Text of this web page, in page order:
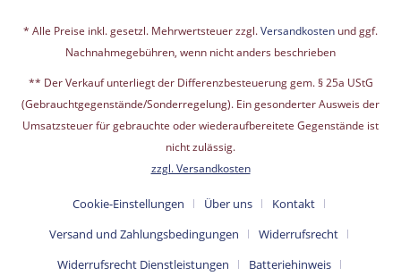
* Alle Preise inkl. gesetzl. Mehrwertsteuer zzgl.Versandkosten und ggf.
Nachnahmegebühren, wenn nicht anders beschrieben
** Der Verkauf unterliegt der Differenzbesteuerung gem. § 25a UStG
(Gebrauchtgegenstände/Sonderregelung). Ein gesonderter Ausweis der
Umsatzsteuer für gebrauchte oder wiederaufbereitete Gegenstände ist
nicht zulässig.
zzgl. Versandkosten
Cookie-Einstellungen Über uns
Kontakt
Versand und Zahlungsbedingungen
Widerrufsrecht
Widerrufsrecht Dienstleistungen
Batteriehinweis